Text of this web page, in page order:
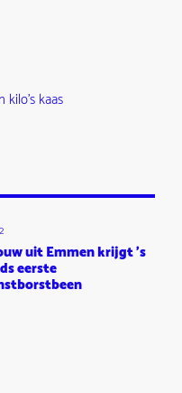
kilo's kaas
uit Emmen krijgt 's
eerste